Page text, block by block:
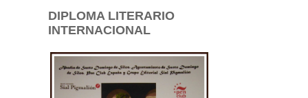
DIPLOMA LITERARIO
INTERNACIONAL